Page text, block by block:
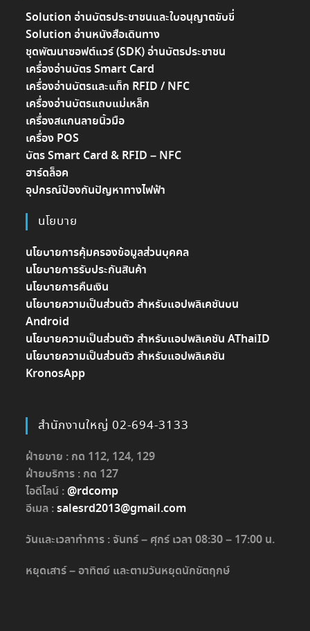
Solution อ่านบัตรประชาชนและใบอนุญาตขับขี่
Solution อ่านหนังสือเดินทาง
ชุดพัฒนาซอฟต์แวร์ (SDK) อ่านบัตรประชาชน
เครื่องอ่านบัตร Smart Card
เครื่องอ่านบัตรและแท็ก RFID / NFC
เครื่องอ่านบัตรแถบแม่เหล็ก
เครื่องสแกนลายนิ้วมือ
เครื่อง POS
บัตร Smart Card & RFID – NFC
ฮาร์ดล็อค
อุปกรณ์ป้องกันปัญหาทางไฟฟ้า
นโยบาย
นโยบายการคุ้มครองข้อมูลส่วนบุคคล
นโยบายการรับประกันสินค้า
นโยบายการคืนเงิน
นโยบายความเป็นส่วนตัว สำหรับแอปพลิเคชันบน
Android
นโยบายความเป็นส่วนตัว สำหรับแอปพลิเคชัน AThaiID
นโยบายความเป็นส่วนตัว สำหรับแอปพลิเคชัน
KronosApp
สำนักงานใหญ่ 02-694-3133
ฝ่ายขาย : กด 112, 124, 129
ฝ่ายบริการ : กด 127
ไอดีไลน์ :@rdcomp
อีเมล :salesrd2013@gmail.com
วันและเวลาทำการ : จันทร์ – ศุกร์ เวลา 08:30 – 17:00 น.
หยุดเสาร์ – อาทิตย์ และตามวันหยุดนักขัตฤกษ์